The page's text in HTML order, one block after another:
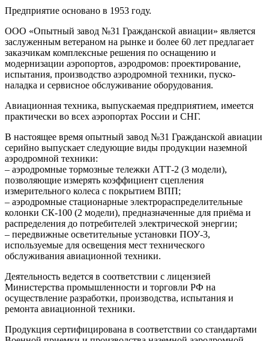
Предприятие основано в 1953 году.
ООО «Опытный завод №31 Гражданской авиации» является
заслуженным ветераном на рынке и более 60 лет предлагает
заказчикам комплексные решения по оснащению и
модернизации аэропортов, аэродромов: проектирование,
испытания, производство аэродромной техники, пуско-
наладка и сервисное обслуживание оборудования.
Авиационная техника, выпускаемая предприятием, имеется
практически во всех аэропортах России и СНГ.
В настоящее время опытный завод №31 Гражданской авиации
серийно выпускает следующие виды продукции наземной
аэродромной техники:
– аэродромные тормозные тележки АТТ-2 (3 модели),
позволяющие измерять коэффициент сцепления
измерительного колеса с покрытием ВПП;
– аэродромные стационарные электрораспределительные
колонки СК-100 (2 модели), предназначенные для приёма и
распределения до потребителей электрической энергии;
– передвижные осветительные установки ПОУ-3,
используемые для освещения мест технического
обслуживания авиационной техники.
Деятельность ведется в соответствии с лицензией
Министерства промышленности и торговли РФ на
осуществление разработки, производства, испытания и
ремонта авиационной техники.
Продукция сертифицирована в соответствии со стандартами